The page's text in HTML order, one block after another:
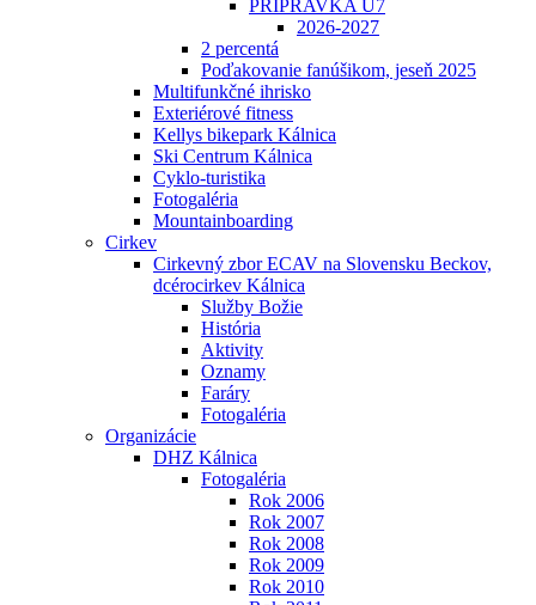
PRÍPRAVKA U7
2026-2027
2 percentá
Poďakovanie fanúšikom, jeseň 2025
Multifunkčné ihrisko
Exteriérové fitness
Kellys bikepark Kálnica
Ski Centrum Kálnica
Cyklo-turistika
Fotogaléria
Mountainboarding
Cirkev
Cirkevný zbor ECAV na Slovensku Beckov,
dcérocirkev Kálnica
Služby Božie
História
Aktivity
Oznamy
Faráry
Fotogaléria
Organizácie
DHZ Kálnica
Fotogaléria
Rok 2006
Rok 2007
Rok 2008
Rok 2009
Rok 2010